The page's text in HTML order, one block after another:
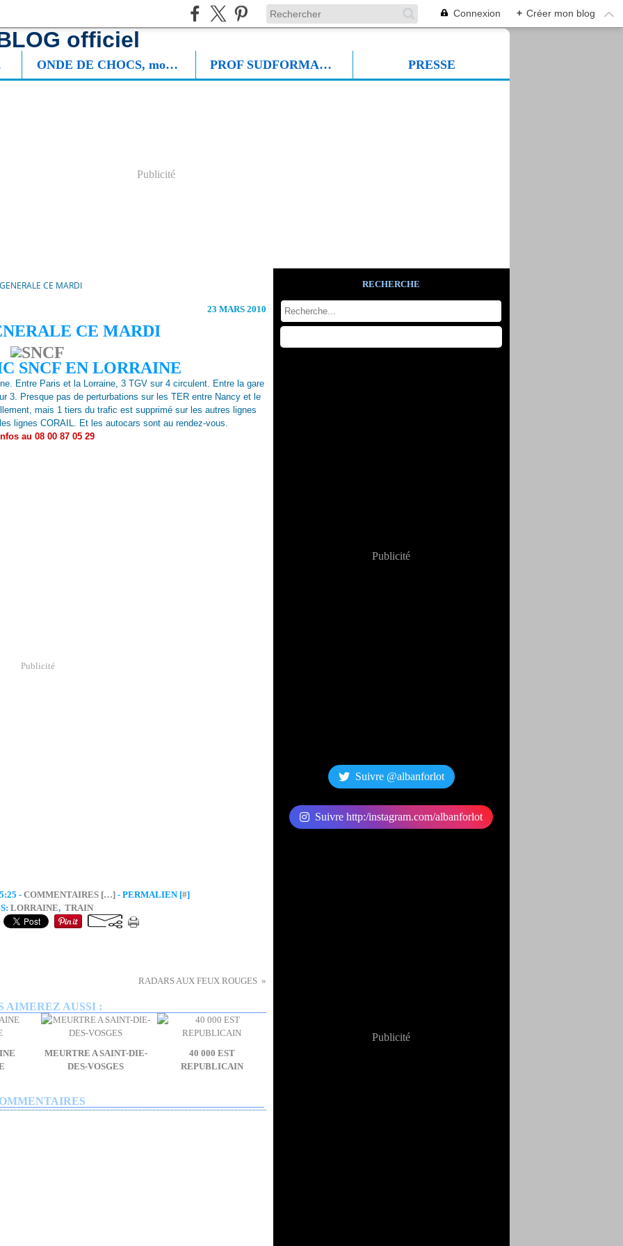
Connexion + Créer mon blog
ONDE DE CHOCS, mon roman PROF SUDFORMADIA PRESSE
Publicité
CE MARDI
23 MARS 2010
CE MARDI
SNCF EN LORRAINE
Entre Paris et la Lorraine, 3 TGV sur 4 circulent. Entre la gare
3. Presque pas de perturbations sur les TER entre Nancy et le
mais 1 tiers du trafic est supprimé sur les autres lignes
lignes CORAIL. Et les autocars sont au rendez-vous.
au 08 00 87 05 29
Publicité
-COMMENTAIRES […] - PERMALIEN [#]
LORRAINE, TRAIN
RADARS AUX FEUX ROUGES
AIMEREZ AUSSI :
MEURTRE A SAINT-DIE-
DES-VOSGES
40 000 EST
REPUBLICAIN
RECHERCHE
Publicité
Suivre @albanforlot
Suivre http:/instagram.com/albanforlot
Publicité